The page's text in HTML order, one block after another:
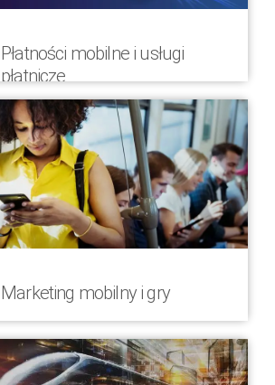
Płatności mobilne i usługi
płatnicze
Szybkie i łatwe płatności mobilne dla
partnerów i klientów COMVERGA
Marketing mobilny i gry
COMVERGA uruchomiła platformę dla
marketingu mobilnego i gier,
nastawiona na interakcję z